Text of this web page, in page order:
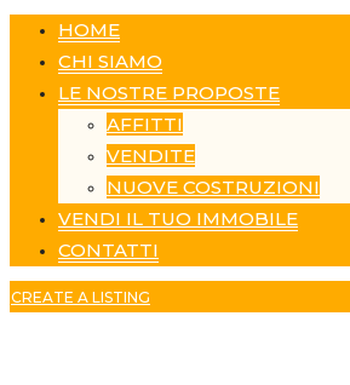
HOME
CHI SIAMO
LE NOSTRE PROPOSTE
AFFITTI
VENDITE
NUOVE COSTRUZIONI
VENDI IL TUO IMMOBILE
CONTATTI
CREATE A LISTING